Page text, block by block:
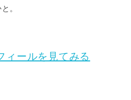
。
ィールを見てみる